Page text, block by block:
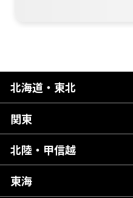
北海道・東北
北海道
青森県
秋田県
関東
茨城県
栃木県
北陸・甲信越
新潟県
東海